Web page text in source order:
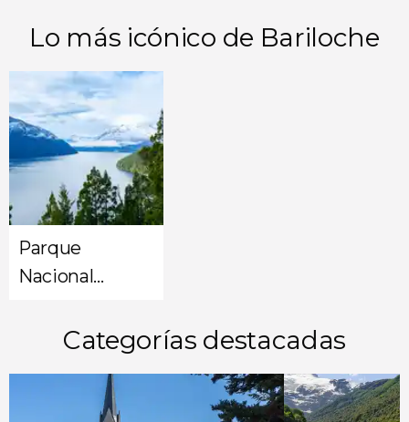
Lo más icónico de Bariloche
Parque
Nacional
Categorías destacadas